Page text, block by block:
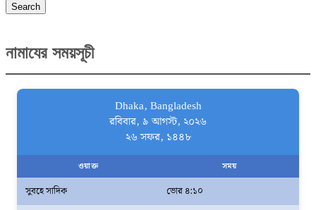
Search
নামাযের সময়সূচী
Dhaka, Bangladesh
রবিবার, ৯ আগস্ট, ২০২৬
২৬ সফর, ১৪৪৮
ওয়াক্ত সময়
সুবহে সাদিক
ভোর ৪:১০